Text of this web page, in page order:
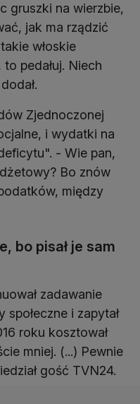
gruszki na wierzbie,
jak ma rządzić
włoskie
pedałuj. Niech
Zjednoczonej
i wydatki na
- Wie pan,
Bo znów
między
bo pisał je sam
zadawanie
i zapytał
roku kosztował
mniej. (...) Pewnie
gość TVN24.